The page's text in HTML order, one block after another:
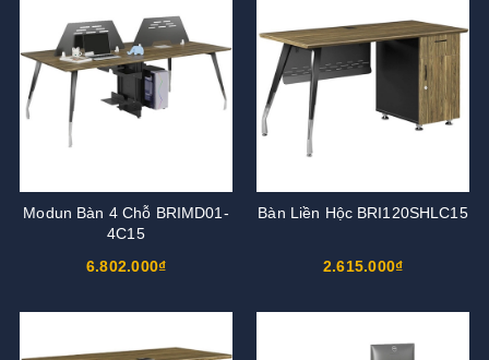
Modun Bàn 4 Chỗ BRIMD01-
4C15
6.802.000₫
Bàn Liền Hộc BRI120SHLC15
2.615.000₫